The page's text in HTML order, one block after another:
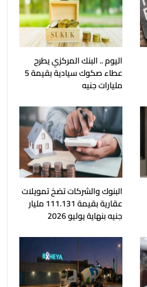
اليوم .. البنك المركزي يطرح
عطاء صكوك سيادية بقيمة 5
مليارات جنيه
البنوك والشركات تضخ تمويلات
عقارية بقيمة 111.131 مليار
جنيه بنهاية يوليو 2026